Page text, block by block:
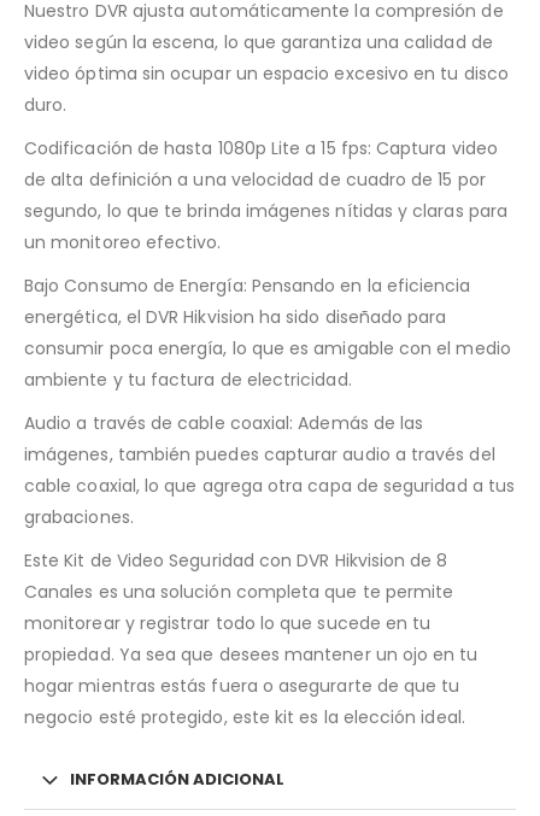
Nuestro DVR ajusta automáticamente la compresión de
video según la escena, lo que garantiza una calidad de
video óptima sin ocupar un espacio excesivo en tu disco
duro.
Codificación de hasta 1080p Lite a 15 fps: Captura video
de alta definición a una velocidad de cuadro de 15 por
segundo, lo que te brinda imágenes nítidas y claras para
un monitoreo efectivo.
Bajo Consumo de Energía: Pensando en la eficiencia
energética, el DVR Hikvision ha sido diseñado para
consumir poca energía, lo que es amigable con el medio
ambiente y tu factura de electricidad.
Audio a través de cable coaxial: Además de las
imágenes, también puedes capturar audio a través del
cable coaxial, lo que agrega otra capa de seguridad a tus
grabaciones.
Este Kit de Video Seguridad con DVR Hikvision de 8
Canales es una solución completa que te permite
monitorear y registrar todo lo que sucede en tu
propiedad. Ya sea que desees mantener un ojo en tu
hogar mientras estás fuera o asegurarte de que tu
negocio esté protegido, este kit es la elección ideal.
INFORMACIÓN ADICIONAL